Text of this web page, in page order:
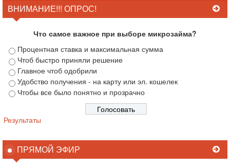
ВНИМАНИЕ!!! ОПРОС!
Что самое важное при выборе микрозайма?
Процентная ставка и максимальная сумма
Чтоб быстро приняли решение
Главное чтоб одобрили
Удобство получения - на карту или эл. кошелек
Чтобы все было понятно и прозрачно
Результаты
ПРЯМОЙ ЭФИР